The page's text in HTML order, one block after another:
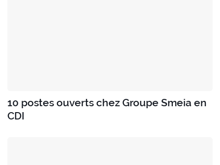
10 postes ouverts chez Groupe Smeia en
CDI